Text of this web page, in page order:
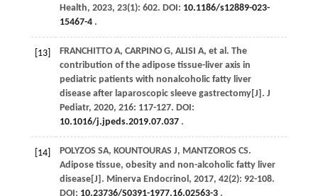
Health, 2023, 23(1): 602. DOI: 10.1186/s12889-023-
15467-4.
[13] FRANCHITTO A, CARPINO G, ALISI A, et al. The
contribution of the adipose tissue-liver axis in
pediatric patients with nonalcoholic fatty liver
disease after laparoscopic sleeve gastrectomy[J]. J
Pediatr, 2020, 216: 117-127. DOI:
10.1016/j.jpeds.2019.07.037.
[14] POLYZOS SA, KOUNTOURAS J, MANTZOROS CS.
Adipose tissue, obesity and non-alcoholic fatty liver
disease[J]. Minerva Endocrinol , 2017, 42(2): 92-108.
DOI: 10.23736/S0391-1977.16.02563-3.